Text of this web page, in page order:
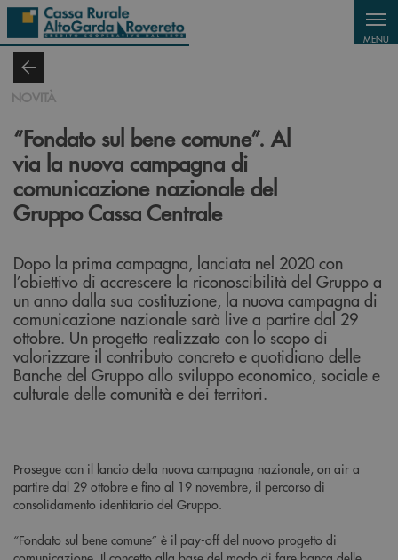
Salta al contenuto principale
MENU
NOVITÀ
“Fondato sul bene comune”. Al
via la nuova campagna di
comunicazione nazionale del
Gruppo Cassa Centrale
Dopo la prima campagna, lanciata nel 2020 con
l’obiettivo di accrescere la riconoscibilità del Gruppo a
un anno dalla sua costituzione, la nuova campagna di
comunicazione nazionale sarà live a partire dal 29
ottobre. Un progetto realizzato con lo scopo di
valorizzare il contributo concreto e quotidiano delle
Banche del Gruppo allo sviluppo economico, sociale e
culturale delle comunità e dei territori.
Prosegue con il lancio della nuova campagna nazionale, on air a
partire dal 29 ottobre e fino al 19 novembre, il percorso di
consolidamento identitario del Gruppo.
“Fondato sul bene comune” è il pay-off del nuovo progetto di